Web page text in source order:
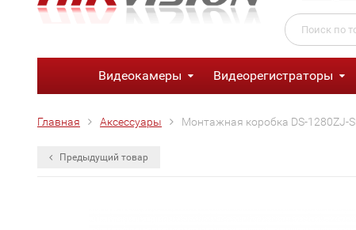
Видеокамеры Видеорегистраторы
Главная Аксессуары Монтажная коробка DS-1280ZJ-
Предыдущий товар